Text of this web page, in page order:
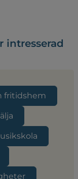
intresserad
fritidshem